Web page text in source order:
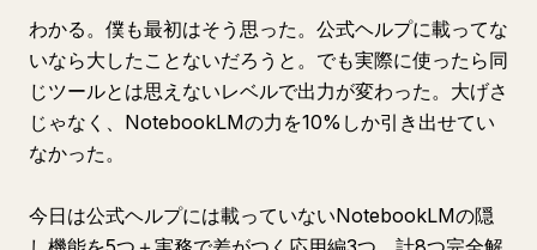
わかる。僕も最初はそう思った。公式ヘルプに載ってな
いなら大したことないだろうと。でも実際に使ったら同
じツールとは思えないレベルで出力が変わった。大げさ
じゃなく、NotebookLMの力を10%しか引き出せてい
なかった。
今日は公式ヘルプには載っていないNotebookLMの隠